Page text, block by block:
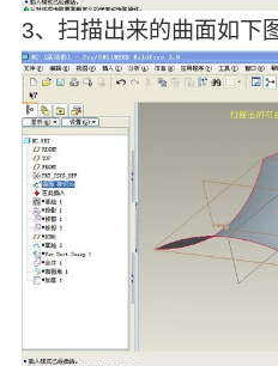
3、扫描出来的曲面如下图